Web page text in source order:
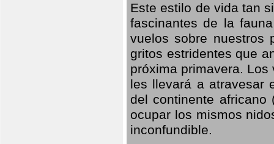
Este estilo de vida tan
fascinantes de la
vuelos sobre nuestros
gritos estridentes que
próxima primavera.
les llevará a atravesar
del continente
ocupar los mismos
inconfundible.